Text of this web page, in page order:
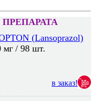
(Lansoprazol)
мг / 98 шт.
в заказ!